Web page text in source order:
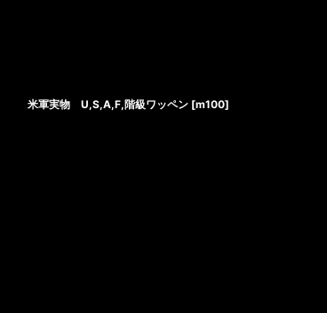
米軍実物 U,S,A,F,階級ワッペン [m100]